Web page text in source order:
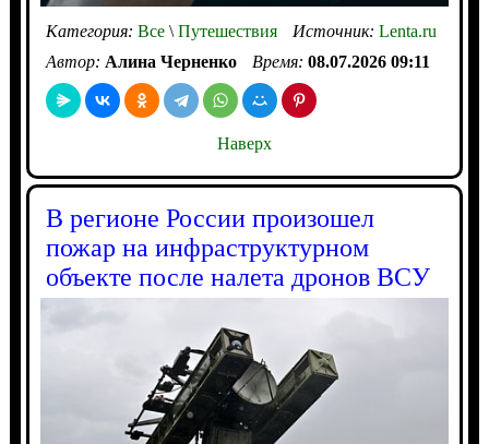
Категория: Все\Путешествия Источник: Lenta.ru
Автор: Алина Черненко Время: 08.07.2026 09:11
Наверх
В регионе России произошел
пожар на инфраструктурном
объекте после налета дронов ВСУ